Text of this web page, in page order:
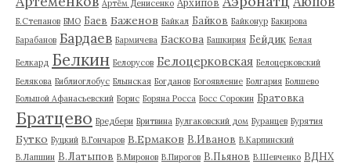
Артём Денисенко
Б.Степанов БМО Баев Баженов Байкал Байков Байконур Бакирова
Барабанов Бардаев Бармичева Баскова Башкирия Бейдик Белая
Белкард Белкин Белорусов Белоцерковская Белоцерковский
Белякова Библиоглобус Блынская Богданов Богоявление Болгария Болшево
Большой Афанасьевский Борис Боряна Росса Босс Сорокин Братовка
Братцево Бредбери Бритвина Булгаковский дом Буранцев Бурятия
Бутко Буцкий В.Гончаров В.Ермаков В.Иванов В.Карпинский
В.Лапшин В.Латыпов В.Миронов В.Пирогов В.Пьянов В.Шевченко ВДНХ